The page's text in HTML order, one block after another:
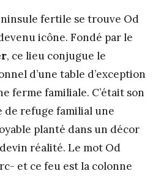
fertile se trouve Od
icône. Fondé par le
, ce lieu conjugue le
d’une table d’exception
ferme familiale. C’était son
de refuge familial une
planté dans un décor
réalité. Le mot Od
et ce feu est la colonne